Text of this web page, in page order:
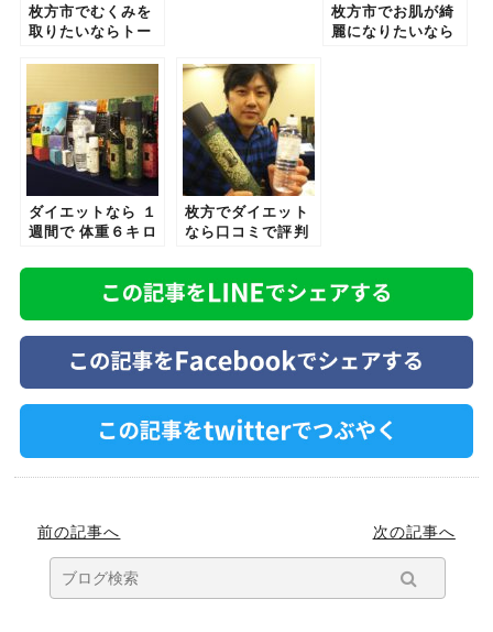
枚方市でむくみを
取りたいならトー
素ダイエット」で
決まり！！
枚方市でお肌が綺
麗になりたいなら
ダイエットなら １
週間で 体重６キロ
チ減の 枚方にある
トータルケア整骨
枚方でダイエット
なら口コミで評判
トが７㎝細くなっ
た「酵素ダイエッ
前の記事へ 次の記事へ